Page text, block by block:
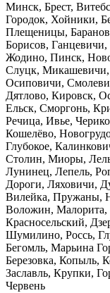
Минск, Брест,
Городок, Хойники,
Плещеницы,
Борисов,
Жодино, Пинск,
Слуцк, Микашевичи,
Осиповичи,
Дятлово, Кировск,
Ельск, Сморгонь,
Речица, Ивье,
Кошелёво,
Глубокое,
Столин, Миоры,
Лунинец, Лепель,
Дороги, Ляховичи,
Вилейка, Пружаны,
Воложин, Малорита,
Красносельский,
Шумилино, Россь,
Бегомль, Марьина
Березовка, Копыль,
Заславль, Крупки,
Червень